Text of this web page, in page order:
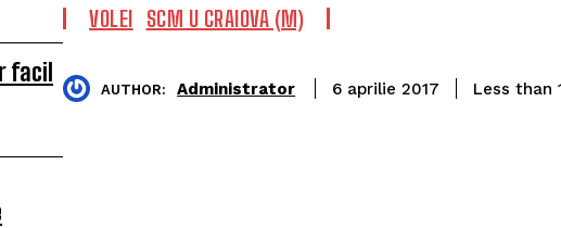
facil
VOLEI SCM U CRAIOVA (M)
AUTHOR: Administrator 6 aprilie 2017 Less than